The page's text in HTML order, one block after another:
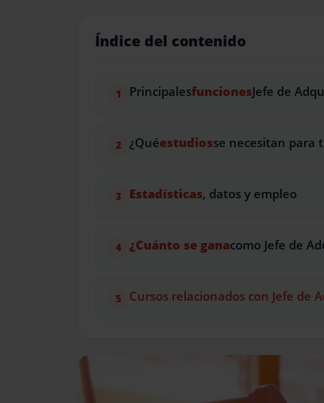
Índice del contenido
PrincipalesfuncionesJefe de
¿Quéestudiosse necesitan para
Estadísticas, datos y empleo
¿Cuánto se ganacomo Jefe de
Cursos relacionados con Jefe de